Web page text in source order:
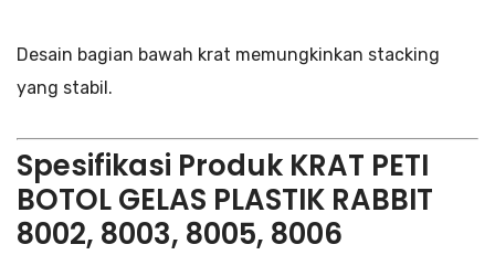
Desain bagian bawah krat memungkinkan stacking
yang stabil.
Spesifikasi Produk KRAT PETI
BOTOL GELAS PLASTIK RABBIT
8002, 8003, 8005, 8006